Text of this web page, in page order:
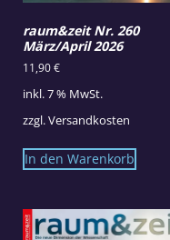
raum&zeit Nr. 260
März/April 2026
11,90€
inkl. 7 % MwSt.
zzgl.Versandkosten
In den Warenkorb